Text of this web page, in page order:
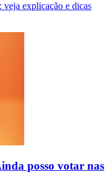
veja explicação e dicas
posso votar nas